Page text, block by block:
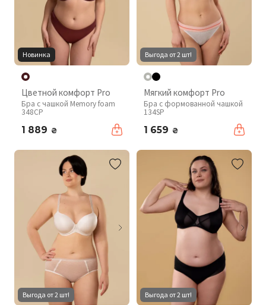
Новинка
Цветной комфорт Pro
Бра с чашкой Memory foam
348CP
1 889 ₴
Выгода от 2 шт!
Мягкий комфорт Pro
Бра с формованной чашкой
134SP
1 659 ₴
Выгода от 2 шт! Выгода от 2 шт!